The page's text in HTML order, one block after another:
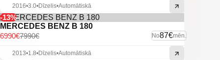
2016•3.0•Dīzelis•Automātiskā
-13%
MERCEDES BENZ B 180
No87€mēn.
7990€
6990€
2013•1.8•Dīzelis•Automātiskā